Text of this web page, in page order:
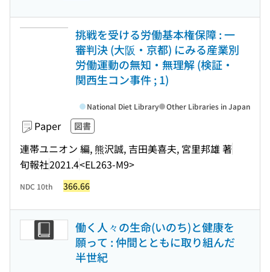
挑戦を受ける労働基本権保障 : 一
審判決 (大阪・京都) にみる産業別
労働運動の無知・無理解 (検証・
関西生コン事件 ; 1)
Paper 図書
連帯ユニオン 編, 熊沢誠, 吉田美喜夫, 宮里邦雄 著
旬報社2021.4<EL263-M9>
National Diet Library Other Libraries in Japan
NDC 10th 366.66
働く人々の生命(いのち)と健康を
願って : 仲間とともに取り組んだ
半世紀